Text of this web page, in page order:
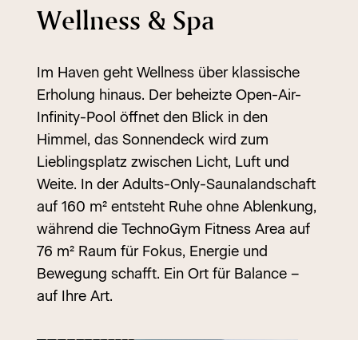
Wellness & Spa
Im Haven geht Wellness über klassische
Erholung hinaus. Der beheizte Open-Air-
Infinity-Pool öffnet den Blick in den
Himmel, das Sonnendeck wird zum
Lieblingsplatz zwischen Licht, Luft und
Weite. In der Adults-Only-Saunalandschaft
auf 160 m² entsteht Ruhe ohne Ablenkung,
während die TechnoGym Fitness Area auf
76 m² Raum für Fokus, Energie und
Bewegung schafft. Ein Ort für Balance –
auf Ihre Art.